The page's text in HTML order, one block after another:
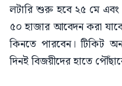
লটারি শুরু হবে ২৫ মে এবং
৫০ হাজার আবেদন করা
কিনতে পারবেন। টিকিট
দিনই বিজয়ীদের হাতে